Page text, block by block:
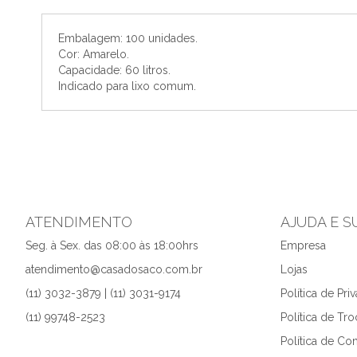
Galeria
imagens
Embalagem: 100 unidades.
Cor: Amarelo.
Capacidade: 60 litros.
Indicado para lixo comum.
ATENDIMENTO
Seg. à Sex. das 08:00 às 18:00hrs
atendimento@casadosaco.com.br
(11) 3032-3879 | (11) 3031-9174
(11) 99748-2523
AJUDA E
Empresa
Lojas
Política de
Política de
Política de